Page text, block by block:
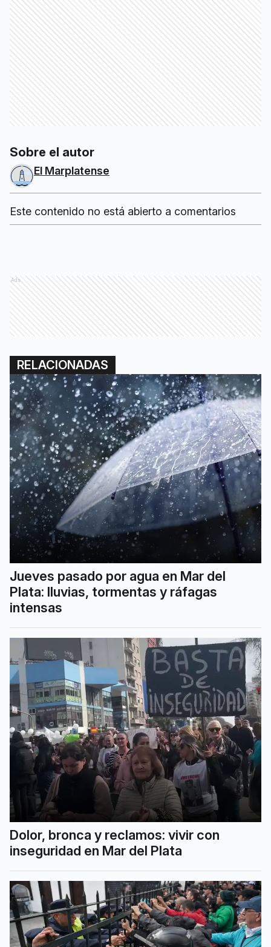
Sobre el autor
El Marplatense
Este contenido no está abierto a comentarios
Ads
RELACIONADAS
Jueves pasado por agua en Mar del
Plata: lluvias, tormentas y ráfagas
intensas
Dolor, bronca y reclamos: vivir con
inseguridad en Mar del Plata